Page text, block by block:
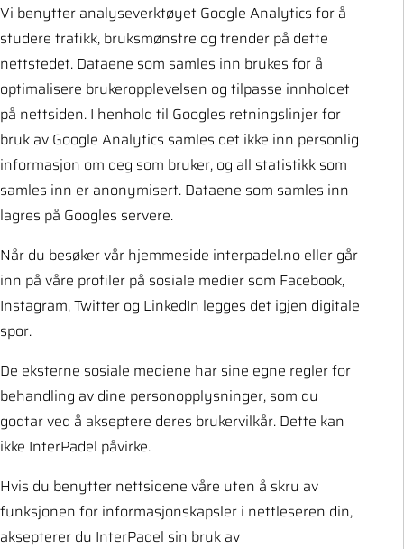
Vi benytter analyseverktøyet Google Analytics for å
studere trafikk, bruksmønstre og trender på dette
nettstedet. Dataene som samles inn brukes for å
optimalisere brukeropplevelsen og tilpasse innholdet
på nettsiden. I henhold til Googles retningslinjer for
bruk av Google Analytics samles det ikke inn personlig
informasjon om deg som bruker, og all statistikk som
samles inn er anonymisert. Dataene som samles inn
lagres på Googles servere.
Når du besøker vår hjemmeside interpadel.no eller går
inn på våre profiler på sosiale medier som Facebook,
Instagram, Twitter og LinkedIn legges det igjen digitale
spor.
De eksterne sosiale mediene har sine egne regler for
behandling av dine personopplysninger, som du
godtar ved å akseptere deres brukervilkår. Dette kan
ikke InterPadel påvirke.
Hvis du benytter nettsidene våre uten å skru av
funksjonen for informasjonskapsler i nettleseren din,
aksepterer du InterPadel sin bruk av